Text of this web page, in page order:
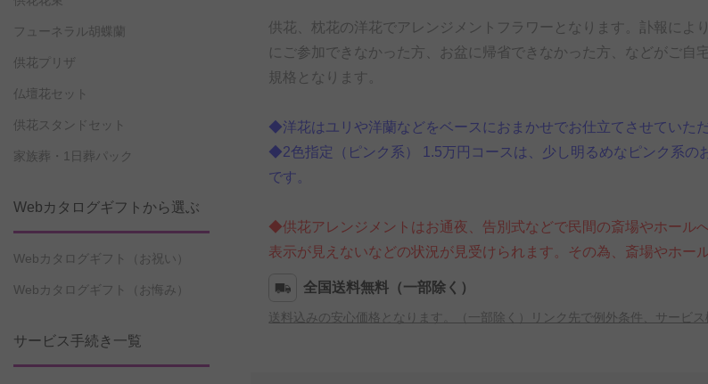
供花、枕花の洋花でアレンジメントフラワーとなります。訃報に
にご参加できなかった方、お盆に帰省できなかった方、などがご
規格となります。
◆洋花はユリや洋蘭などをベースにおまかせでお仕立てさせていただ
◆2色指定（ピンク系） 1.5万円コースは、少し明るめなピンク系
です。
◆供花アレンジメントはお通夜、告別式などで民間の斎場やホール
表示が見えないなどの状況が見受けられます。その為、斎場やホー
全国送料無料（一部除く）
送料込みの安心価格となります。（一部除く）リンク先で例外条件、サービ
フューネラル胡蝶蘭
供花プリザ
仏壇花セット
供花スタンドセット
家族葬・1日葬パック
Webカタログギフトから選ぶ
Webカタログギフト（お祝い）
Webカタログギフト（お悔み）
サービス手続き一覧